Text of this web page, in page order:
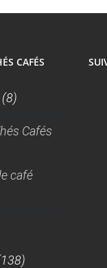
CAFÉS
(8)
Cafés
café